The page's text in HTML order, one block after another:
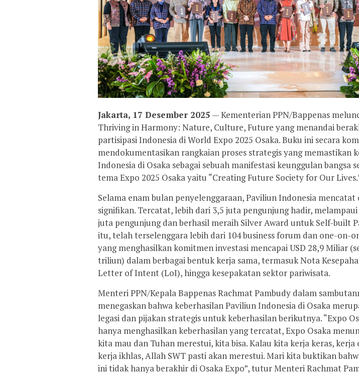
Jakarta, 17 Desember 2025 — Kementerian PPN/Bappenas
Thriving in Harmony: Nature, Culture, Future yang menandai
partisipasi Indonesia di World Expo 2025 Osaka. Buku ini secara
mendokumentasikan rangkaian proses strategis yang memastikan
Indonesia di Osaka sebagai sebuah manifestasi keunggulan bangsa
tema Expo 2025 Osaka yaitu “Creating Future Society for Our
Selama enam bulan penyelenggaraan, Paviliun Indonesia mencatat
signifikan. Tercatat, lebih dari 3,5 juta pengunjung hadir,
juta pengunjung dan berhasil meraih Silver Award untuk Self-built
itu, telah terselenggara lebih dari 104 business forum dan one-on-
yang menghasilkan komitmen investasi mencapai USD 28,9 Miliar
triliun) dalam berbagai bentuk kerja sama, termasuk Nota
Letter of Intent (LoI), hingga kesepakatan sektor pariwisata.
Menteri PPN/Kepala Bappenas Rachmat Pambudy dalam
menegaskan bahwa keberhasilan Paviliun Indonesia di Osaka
legasi dan pijakan strategis untuk keberhasilan berikutnya. “Expo
hanya menghasilkan keberhasilan yang tercatat, Expo Osaka
kita mau dan Tuhan merestui, kita bisa. Kalau kita kerja keras, kerja
kerja ikhlas, Allah SWT pasti akan merestui. Mari kita buktikan
ini tidak hanya berakhir di Osaka Expo”, tutur Menteri Rachmat